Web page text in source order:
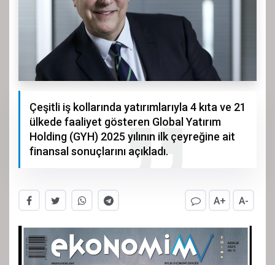
Çeşitli iş kollarında yatırımlarıyla 4 kıta ve 21
ülkede faaliyet gösteren Global Yatırım
Holding (GYH) 2025 yılının ilk çeyreğine ait
finansal sonuçlarını açıkladı.
A+ A-